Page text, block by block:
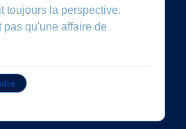
toujours la perspective.
pas qu'une affaire de